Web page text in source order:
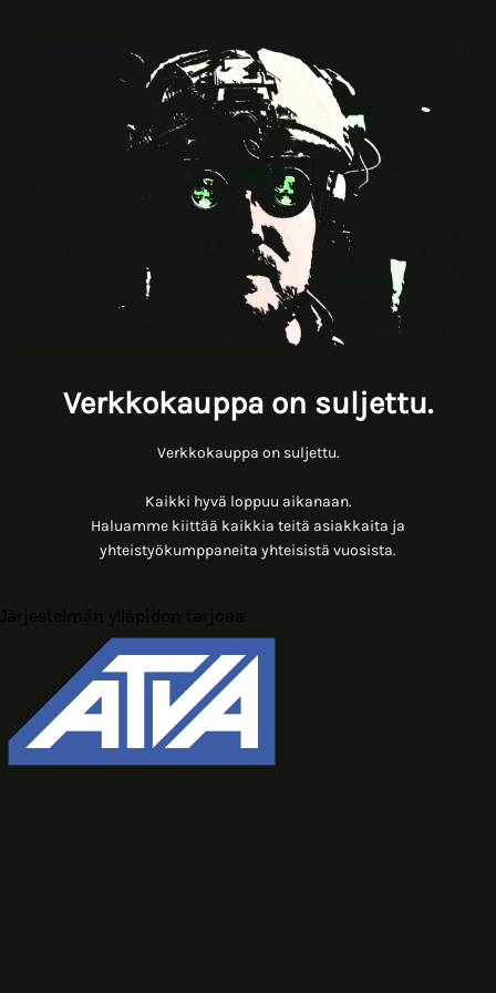
Verkkokauppa on suljettu.
Verkkokauppa on suljettu.
Kaikki hyvä loppuu aikanaan.
Haluamme kiittää kaikkia teitä asiakkaita ja
yhteistyökumppaneita yhteisistä vuosista.